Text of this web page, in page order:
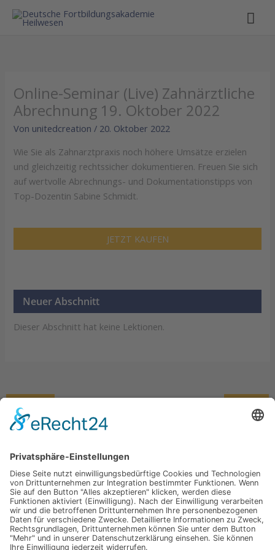
Online-Seminar (Live) Zahnärztliche
Abrechnung 19. Oktober 2022
Von unitedcreation/ 20. Oktober 2022
Wie Sie als Zahnarztpraxis noch höhere Umsätze erzielen
und gleichzeitig rechtssicher dokumentieren. Freuen Sie sich
auf wertvolle Abrechnungs- und Dokumentationstipps von
Top-Dozentin Sabine Schmidt.
JETZT KAUFEN
Neuer Abschnitt
Dieser Abschnitt hat keine Lektionen.
Übersicht
Neuer Abschnitt